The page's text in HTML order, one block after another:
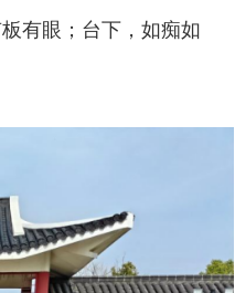
有眼；台下，如痴如